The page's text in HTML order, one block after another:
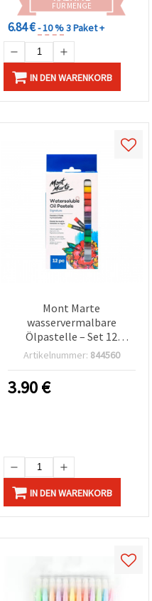
FÜR MENGE
6.84 €- 10 %3 Paket +
IN DEN WARENKORB
Mont Marte
wasservermalbare
Ölpastelle – Set 12
Farben, wasserlösliche
Zeichnen & Basteln
Artikelnummer: 844560
3.90€
IN DEN WARENKORB